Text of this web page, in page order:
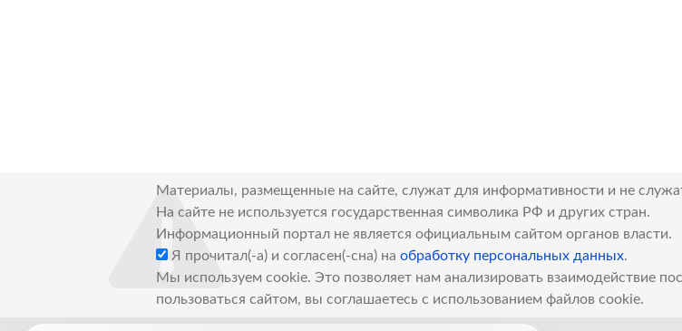
Материалы, размещенные на сайте, служат для информативности и не
На сайте не используется государственная символика РФ и других стран.
Информационный портал не является официальным сайтом органов власти.
Я прочитал(-а) и согласен(-сна) на обработку персональных данных.
Мы используем cookie. Это позволяет нам анализировать взаимодействие
пользоваться сайтом, вы соглашаетесь с использованием файлов cookie.